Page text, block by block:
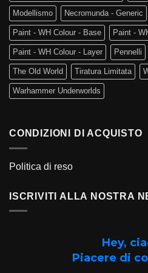
Modellismo Necromunda - Generic
Paint - WH Colour - Base Paint -
Paint - WH Colour - Layer Pennelli
The Old World Tiratura Limitata
Warhammer Underworlds
CONDIZIONI DI ACQUISTO
Politica di reso
ISCRIVITI ALLA NOSTRA
Hey,
Piacere di